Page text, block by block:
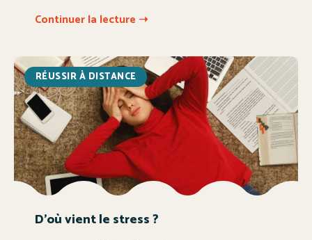
Continuer la lecture ➝
RÉUSSIR À DISTANCE
D’où vient le stress ?